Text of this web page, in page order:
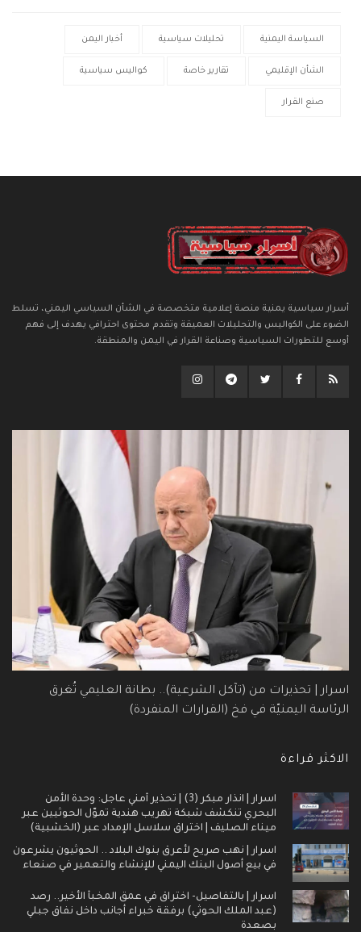
السياسة اليمنية تحليلات سياسية أخبار اليمن
الشأن الإقليمي تقارير خاصة كواليس سياسية
صنع القرار
أسرار سياسية يمنية منصة إعلامية متخصصة في الشأن السياسي اليمني، تسلط
الضوء على الكواليس والتحليلات العميقة وتقدم محتوى احترافي يهدف إلى فهم
أوسع للتطورات السياسية وصناعة القرار في اليمن والمنطقة.
اسرار | تحذيرات من (تآكل الشرعية).. بطانة العليمي تُغرق
الرئاسة اليمنيّة في فخ (القرارات المنفردة)
الاكثر قراءة
اسرار | انذار مبكر (3) | تحذير أمني عاجل: وحدة الأمن
البحري تنكشف شبكة تهريب هندية تموّل الحوثيين عبر
ميناء الصليف | اختراق سلاسل الإمداد عبر (الخشبية)
اسرار | نهب صريح لأعرق بنوك البلاد .. الحوثيون يشرعون
في بيع أصول البنك اليمني للإنشاء والتعمير في صنعاء
اسرار | بالتفاصيل- اختراق في عمق المخبأ الأخير.. رصد
(عبد الملك الحوثي) برفقة خبراء أجانب داخل نفاق جبلي
بصعدة